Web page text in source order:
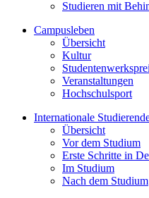
Studieren mit
Campusleben
Übersicht
Kultur
Veranstaltungen
Hochschulsport
Internationale
Übersicht
Vor dem Studium
Erste Schritte in
Im Studium
Nach dem Studium